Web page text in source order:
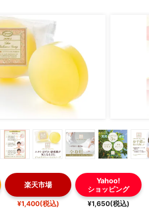
楽天市場
¥1,400(税込)
Yahoo!
ショッピング
¥1,650(税込)